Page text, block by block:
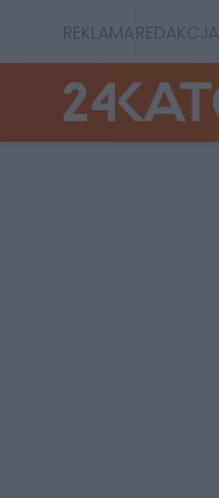
REKLAMAREDAKCJA